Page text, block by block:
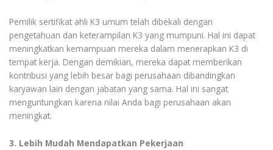
Pemilik sertifikat ahli K3 umum telah dibekali dengan
pengetahuan dan keterampilan K3 yang mumpuni. Hal ini dapat
meningkatkan kemampuan mereka dalam menerapkan K3 di
tempat kerja. Dengan demikian, mereka dapat memberikan
kontribusi yang lebih besar bagi perusahaan dibandingkan
karyawan lain dengan jabatan yang sama. Hal ini sangat
menguntungkan karena nilai Anda bagi perusahaan akan
meningkat.
3. Lebih Mudah Mendapatkan Pekerjaan